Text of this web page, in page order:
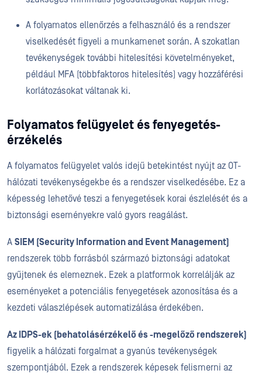
A folyamatos ellenőrzés a felhasználó és a rendszer
viselkedését figyeli a munkamenet során. A szokatlan
tevékenységek további hitelesítési követelményeket,
például MFA (többfaktoros hitelesítés) vagy hozzáférési
korlátozásokat váltanak ki.
Folyamatos felügyelet és fenyegetés-
érzékelés
A folyamatos felügyelet valós idejű betekintést nyújt az OT-
hálózati tevékenységekbe és a rendszer viselkedésébe. Ez a
képesség lehetővé teszi a fenyegetések korai észlelését és a
biztonsági eseményekre való gyors reagálást.
A SIEM (Security Information and Event Management)
rendszerek több forrásból származó biztonsági adatokat
gyűjtenek és elemeznek. Ezek a platformok korrelálják az
eseményeket a potenciális fenyegetések azonosítása és a
kezdeti válaszlépések automatizálása érdekében.
Az IDPS-ek (behatolásérzékelő és -megelőző rendszerek)
figyelik a hálózati forgalmat a gyanús tevékenységek
szempontjából. Ezek a rendszerek képesek felismerni az